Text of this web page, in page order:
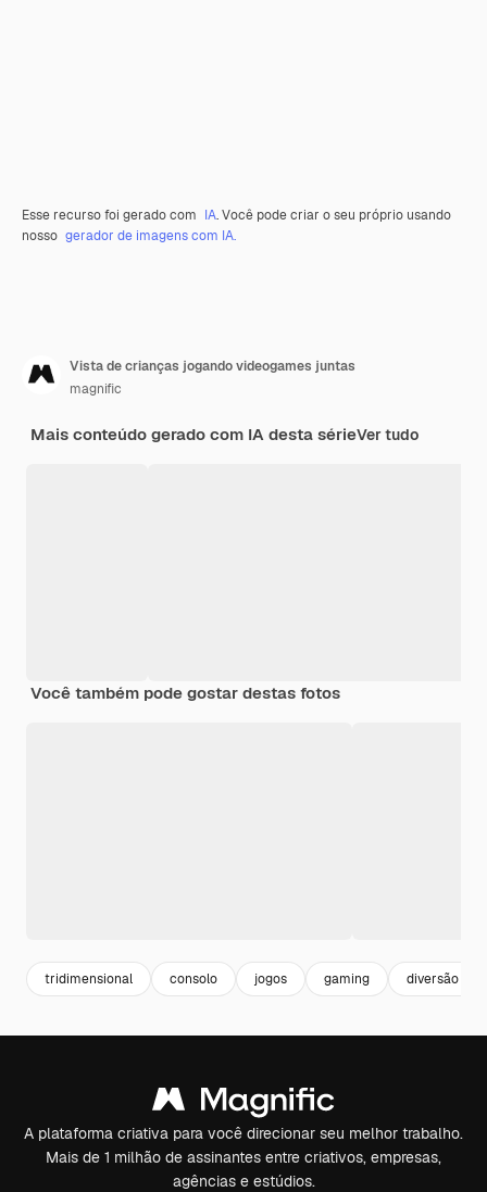
Esse recurso foi gerado com IA. Você pode criar o seu próprio usando
nosso gerador de imagens com IA.
Vista de crianças jogando videogames juntas
magnific
Mais conteúdo gerado com IA desta sérieVer tudo
Você também pode gostar destas fotos
tridimensional consolo jogos gaming diversão
A plataforma criativa para você direcionar seu melhor trabalho.
Mais de 1 milhão de assinantes entre criativos, empresas,
agências e estúdios.